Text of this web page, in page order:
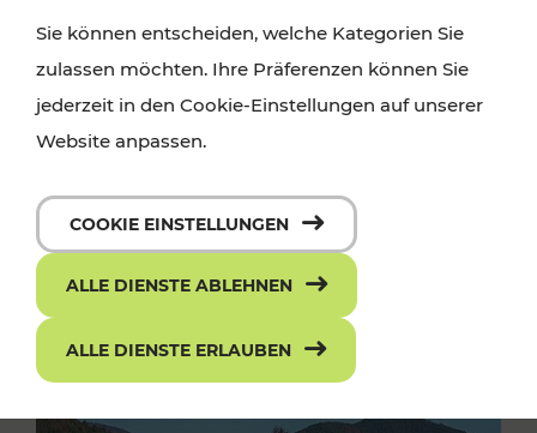
Sie können entscheiden, welche Kategorien Sie
zulassen möchten. Ihre Präferenzen können Sie
jederzeit in den Cookie-Einstellungen auf unserer
Website anpassen.
COOKIE EINSTELLUNGEN
ALLE DIENSTE ABLEHNEN
ALLE DIENSTE ERLAUBEN